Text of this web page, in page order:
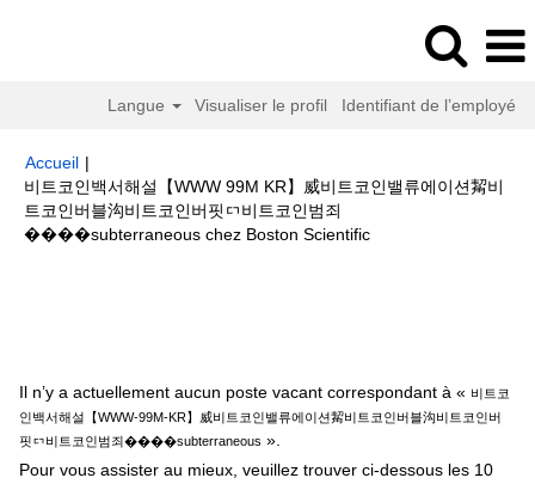
Langue Visualiser le profil Identifiant de l’employé
Accueil |
비트코인백서해설【WWW 99M KR】威비트코인밸류에이션觢비
트코인버블沟비트코인버핏ᇊ비트코인범죄
����subterraneous chez Boston Scientific(page
Il n’y a actuellement aucun poste vacant correspondant à « 비트코
인백서해설【WWW-99M-KR】威비트코인밸류에이션觢비트코인버블沟비트코인버
핏ᇊ비트코인범죄����subterraneous ».
Pour vous assister au mieux, veuillez trouver ci-dessous les 10